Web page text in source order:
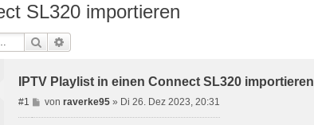
SL320 importieren
Suche
IPTV Playlist in einen Connect SL320 importieren
#1
B
e
von raverke95» Di 26. Dez 2023, 20:31